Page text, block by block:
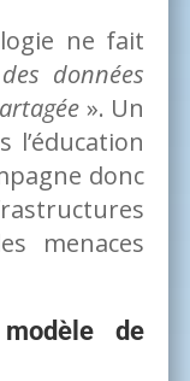
ne fait
données
». Un
l’éducation
donc
menaces
modèle de